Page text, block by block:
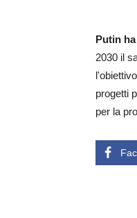
Putin
2030 il
progetti
per la